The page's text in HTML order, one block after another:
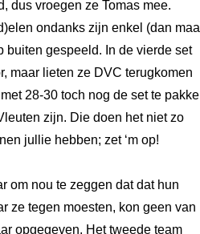
dus vroegen ze Tomas mee.
ondanks zijn enkel (dan
buiten gespeeld. In de vierde set
maar lieten ze DVC terugkomen
28-30 toch nog de set te
zijn. Die doen het niet zo
jullie hebben; zet ‘m op!
om nou te zeggen dat dat hun
ze tegen moesten, kon geen van
opgegeven. Het tweede team